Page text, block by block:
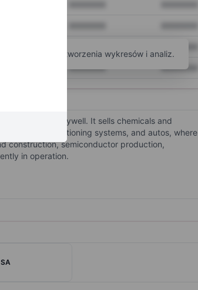
XXXXXXX XXXXXXX
narzędzi do tworzenia wykresów i analiz.
off from Honeywell. It sells chemicals and
and air conditioning systems, and autos, where
construction, semiconductor production,
in operation.